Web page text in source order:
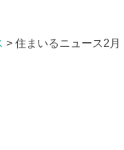
> 住まいるニュース2月